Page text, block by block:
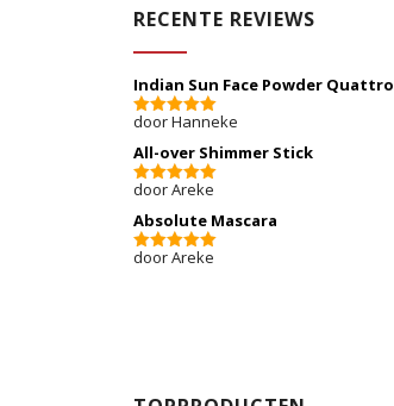
RECENTE REVIEWS
Indian Sun Face Powder Quattro
5van 5
door Hanneke
All-over Shimmer Stick
5van 5
door Areke
Absolute Mascara
5van 5
door Areke